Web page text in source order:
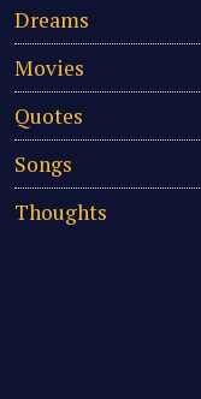
Dreams
Movies
Quotes
Songs
Thoughts